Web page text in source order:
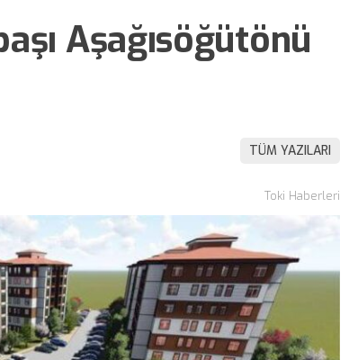
Aşağısöğütönü
TÜM YAZILARI
Toki Haberleri